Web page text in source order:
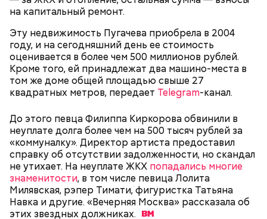
на капитальный ремонт.
Эту недвижимость Пугачева приобрела в 2004
году, и на сегодняшний день ее стоимость
оценивается в более чем 500 миллионов рублей.
Кроме того, ей принадлежат два машино-места в
том же доме общей площадью свыше 27
квадратных метров, передает Telegram-канал.
До этого певца Филиппа Киркорова обвинили в
неуплате долга более чем на 500 тысяч рублей за
«коммуналку». Директор артиста предоставил
справку об отсутствии задолженности, но скандал
не утихает. На неуплате ЖКХ попадались многие
знаменитости, в том числе певица Лолита
Милявская, рэпер Тимати, фигуристка Татьяна
Навка и другие. «Вечерняя Москва» рассказала об
этих звездныхдолжниках.
В Международный день холостяка все мужчины
без пары видятся со своими друзьями, устраивают
вечеринки, играют в видеоигры и проводят время,
наслаждаясь свободой и независимостью, пока
это возможно, ведь может быть и так, что через год
Ингредиенты:
беременным, кормящим женщинам;
людям с ослабленной иммунной системой;
пожилым;
детям.